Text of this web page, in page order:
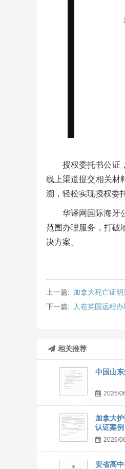
授权委托书公证
线上渠道提交相关材
溯，轻松实现授权委
华译网国际海牙
范围办理服务，打破
决方案。
上一篇: 加拿大死亡证
下一篇:
人在英国远程
相关推荐
中国山
2026/
加拿大
认证案例
2026/
安省高